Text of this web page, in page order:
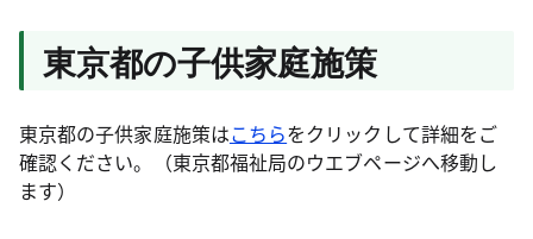
東京都の子供家庭施策
東京都の子供家庭施策はこちらをクリックして詳細をご
確認ください。（東京都福祉局のウエブページへ移動し
ます）